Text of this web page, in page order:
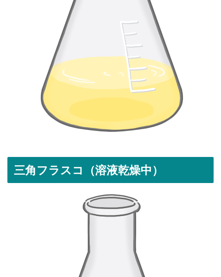
三角フラスコ（溶液乾燥中）